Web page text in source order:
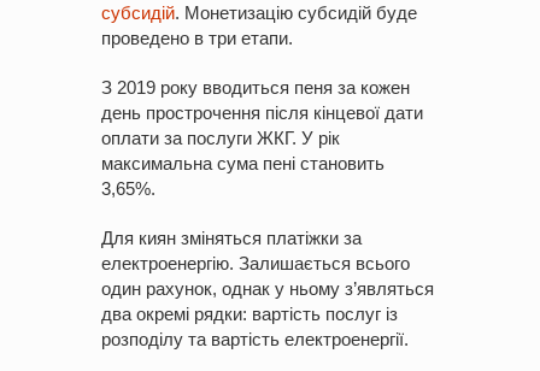
субсидій. Монетизацію субсидій буде
проведено в три етапи.
З 2019 року вводиться пеня за кожен
день прострочення після кінцевої дати
оплати за послуги ЖКГ. У рік
максимальна сума пені становить
3,65%.
Для киян зміняться платіжки за
електроенергію. Залишається всього
один рахунок, однак у ньому з’являться
два окремі рядки: вартість послуг із
розподілу та вартість електроенергії.